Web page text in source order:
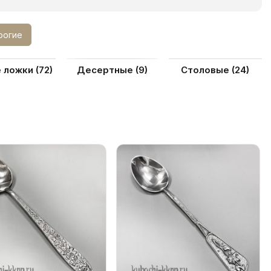
ложки (72) Десертные (9) Столовые (24)